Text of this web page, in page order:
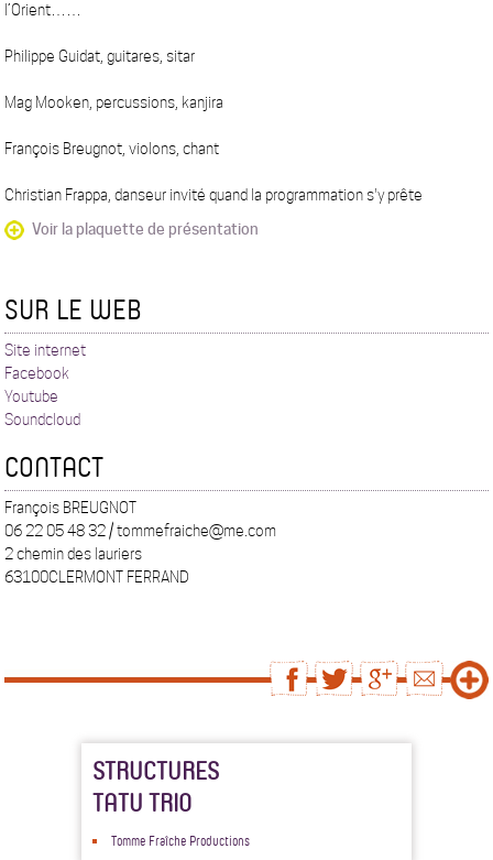
l’Orient……
Philippe Guidat, guitares, sitar
Mag Mooken, percussions, kanjira
François Breugnot, violons, chant
Christian Frappa, danseur invité quand la programmation s'y prête
Voir la plaquette de présentation
SUR LE WEB
Site internet
Facebook
Youtube
Soundcloud
CONTACT
François BREUGNOT
06 22 05 48 32 / tommefraiche@me.com
2 chemin des lauriers
63100CLERMONT FERRAND
STRUCTURES
TATU TRIO
Tomme Fraîche Productions